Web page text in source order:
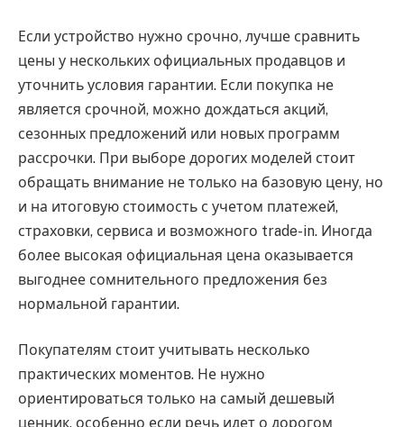
Если устройство нужно срочно, лучше сравнить
цены у нескольких официальных продавцов и
уточнить условия гарантии. Если покупка не
является срочной, можно дождаться акций,
сезонных предложений или новых программ
рассрочки. При выборе дорогих моделей стоит
обращать внимание не только на базовую цену, но
и на итоговую стоимость с учетом платежей,
страховки, сервиса и возможного trade-in. Иногда
более высокая официальная цена оказывается
выгоднее сомнительного предложения без
нормальной гарантии.
Покупателям стоит учитывать несколько
практических моментов. Не нужно
ориентироваться только на самый дешевый
ценник, особенно если речь идет о дорогом